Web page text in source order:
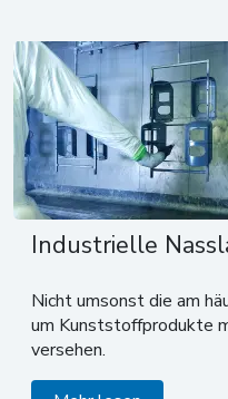
Industrielle
Nicht umsonst die am
um Kunststoffprodukte
versehen.